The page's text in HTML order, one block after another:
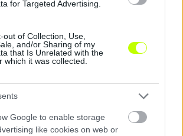
for Targeted Advertising.
out of Collection, Use,
and/or Sharing of my
that Is Unrelated with the
which it was collected.
Google to enable storage
like cookies on web or
Hírek